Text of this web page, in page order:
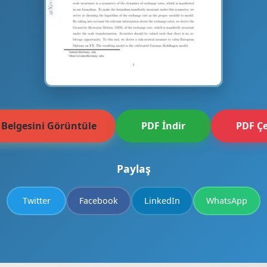
Belgesini Görüntüle PDF İndir PDF
Paylaş
Twitter Facebook LinkedIn WhatsApp